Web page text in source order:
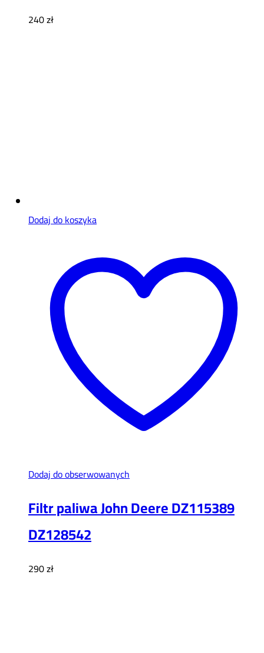
240zł
Dodaj do koszyka
Dodaj do obserwowanych
Filtr paliwa John Deere DZ115389
DZ128542
290zł